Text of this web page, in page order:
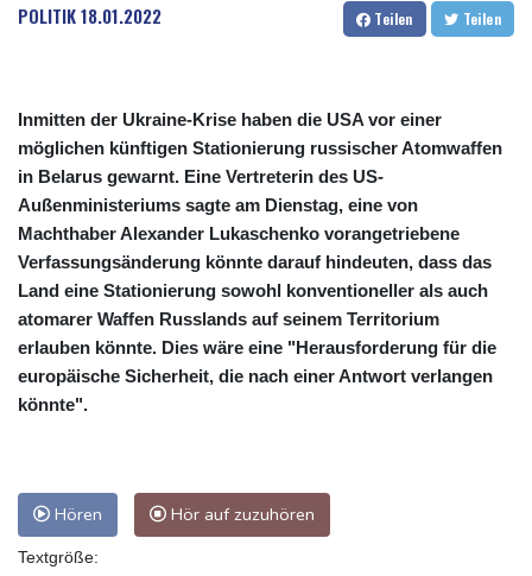
Privatbesitz
POLITIK18.01.2022 Teilen Teilen
Inmitten der Ukraine-Krise haben die USA vor einer
möglichen künftigen Stationierung russischer Atomwaffen
in Belarus gewarnt. Eine Vertreterin des US-
Außenministeriums sagte am Dienstag, eine von
Machthaber Alexander Lukaschenko vorangetriebene
Verfassungsänderung könnte darauf hindeuten, dass das
Land eine Stationierung sowohl konventioneller als auch
atomarer Waffen Russlands auf seinem Territorium
erlauben könnte. Dies wäre eine "Herausforderung für die
europäische Sicherheit, die nach einer Antwort verlangen
könnte".
Hören Hör auf zuzuhören
Textgröße: